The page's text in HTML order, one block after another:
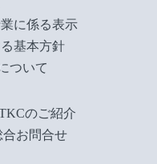
に係る表示
基本方針
ついて
のご紹介
合お問合せ